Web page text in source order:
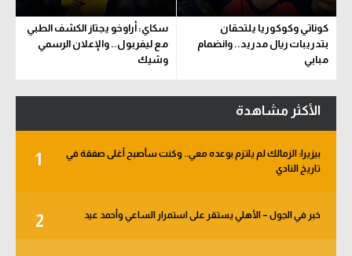
كوناتي وكوكوريا يلتحقان
بتدريبات ريال مدريد.. وانضمام
مبابي
سكاي: أراوخو يجتاز الكشف الطبي
مع ليفربول.. والإعلان الرسمي
وشيك
الأكثر مشاهدة
1
بيزيرا: الزمالك لم يلتزم بوعده معي.. وكنت سأصبح أغلى صفقة في
تاريخ النادي
2 خبر في الجول – الأهلي يستقر على استمرار الساعي وأحمد عيد